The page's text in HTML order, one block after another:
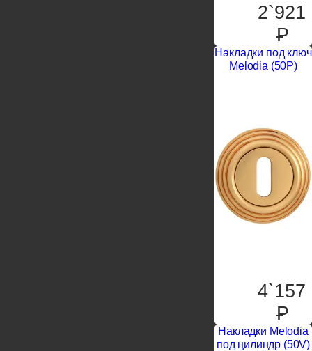
2`921
P
Накладки под ключ
Melodia (50P)
4`157
P
Накладки Melodia
под цилиндр (50V)